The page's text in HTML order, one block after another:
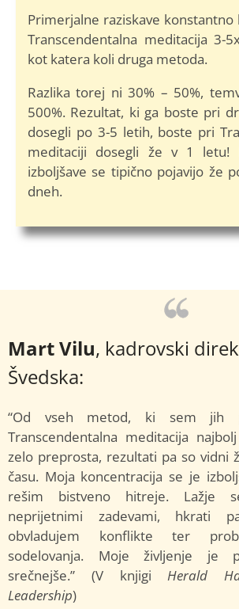
Primerjalne raziskave konstantno
Transcendentalna meditacija 3-
kot katera koli druga metoda.
Razlika torej ni 30% – 50%,
500%. Rezultat, ki ga boste pri
dosegli po 3-5 letih, boste pri
meditaciji dosegli že v 1 letu!
izboljšave se tipično pojavijo že
dneh.
Mart Vilu, kadrovski
Švedska:
“Od vseh metod, ki sem jih
Transcendentalna meditacija
zelo preprosta, rezultati pa so vidni
času. Moja koncentracija se je
rešim bistveno hitreje. Lažje
neprijetnimi zadevami, hkrati
obvladujem konflikte ter
sodelovanja. Moje življenje je
srečnejše.” (V knjigiHerald
Leadership)